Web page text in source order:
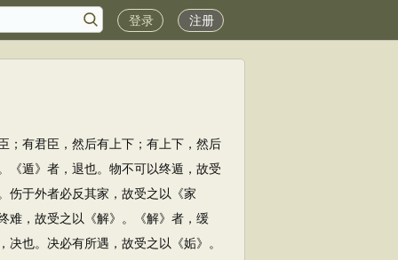
登录 注册
有君臣，然后有上下；有上下，然后
《遁》者，退也。物不可以终遁，故受
伤于外者必反其家，故受之以《家
难，故受之以《解》。《解》者，缓
也。决必有所遇，故受之以《姤》。